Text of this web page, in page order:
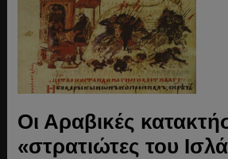
Οι Αραβικές
«στρατιώτες του